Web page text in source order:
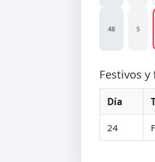
48 5
Festivos
Día
24